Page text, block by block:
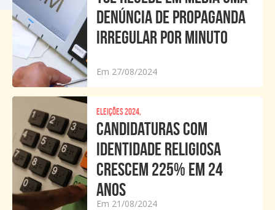
DENÚNCIA DE PROPAGANDA
IRREGULAR POR MINUTO
Em 27/08/2024
Eleições 2024,
CANDIDATURAS COM
IDENTIDADE RELIGIOSA
CRESCEM 225% EM 24
ANOS
Em 21/08/2024